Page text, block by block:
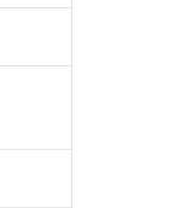
異なる場合があるこ
客様担当のオムロン
化ジフェニルエーテル類
ています。
リ臭化ジフェニルエーテル
フタル酸ブチルベンジル) :
定める商品（以下｢
許可(または役務取
に輸出されないよう
たはその他武器並び
3の内容を当該第三